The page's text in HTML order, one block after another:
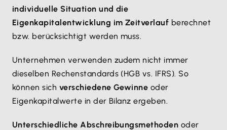
individuelle Situation und die
Eigenkapitalentwicklung im Zeitverlauf berechnet
bzw. berücksichtigt werden muss.
Unternehmen verwenden zudem nicht immer
dieselben Rechenstandards (HGB vs. IFRS). So
können sich verschiedene Gewinne oder
Eigenkapitalwerte in der Bilanz ergeben.
Unterschiedliche Abschreibungsmethoden oder